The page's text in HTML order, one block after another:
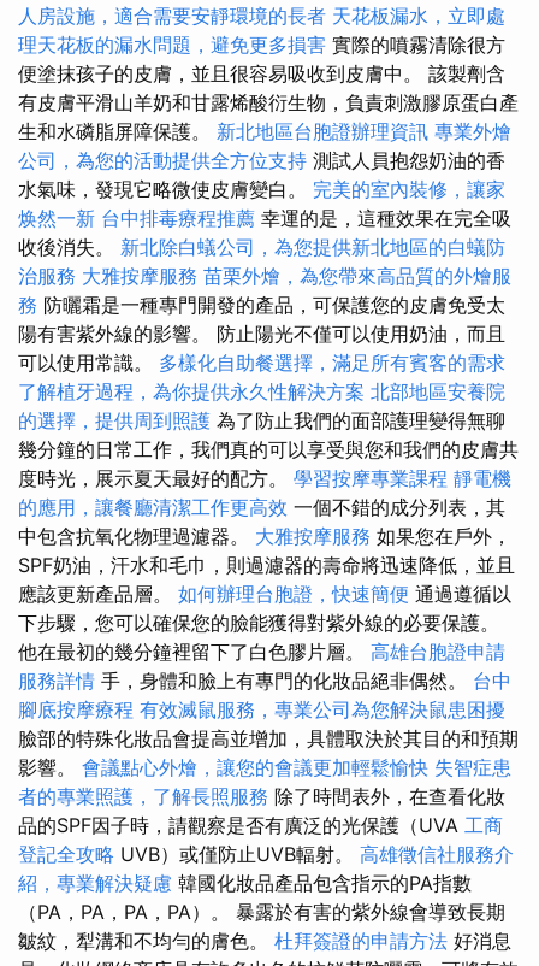
人房設施，適合需要安靜環境的長者 天花板漏水，立即處
理天花板的漏水問題，避免更多損害 實際的噴霧清除很方
便塗抹孩子的皮膚，並且很容易吸收到皮膚中。 該製劑含
有皮膚平滑山羊奶和甘露烯酸衍生物，負責刺激膠原蛋白產
生和水磷脂屏障保護。 新北地區台胞證辦理資訊 專業外燴
公司，為您的活動提供全方位支持 測試人員抱怨奶油的香
水氣味，發現它略微使皮膚變白。 完美的室內裝修，讓家
焕然一新 台中排毒療程推薦 幸運的是，這種效果在完全吸
收後消失。 新北除白蟻公司，為您提供新北地區的白蟻防
治服務 大雅按摩服務 苗栗外燴，為您帶來高品質的外燴服
務 防曬霜是一種專門開發的產品，可保護您的皮膚免受太
陽有害紫外線的影響。 防止陽光不僅可以使用奶油，而且
可以使用常識。 多樣化自助餐選擇，滿足所有賓客的需求
了解植牙過程，為你提供永久性解決方案 北部地區安養院
的選擇，提供周到照護 為了防止我們的面部護理變得無聊
幾分鐘的日常工作，我們真的可以享受與您和我們的皮膚共
度時光，展示夏天最好的配方。 學習按摩專業課程 靜電機
的應用，讓餐廳清潔工作更高效 一個不錯的成分列表，其
中包含抗氧化物理過濾器。 大雅按摩服務 如果您在戶外，
SPF奶油，汗水和毛巾，則過濾器的壽命將迅速降低，並且
應該更新產品層。 如何辦理台胞證，快速簡便 通過遵循以
下步驟，您可以確保您的臉能獲得對紫外線的必要保護。
他在最初的幾分鐘裡留下了白色膠片層。 高雄台胞證申請
服務詳情 手，身體和臉上有專門的化妝品絕非偶然。 台中
腳底按摩療程 有效滅鼠服務，專業公司為您解決鼠患困擾
臉部的特殊化妝品會提高並增加，具體取決於其目的和預期
影響。 會議點心外燴，讓您的會議更加輕鬆愉快 失智症患
者的專業照護，了解長照服務 除了時間表外，在查看化妝
品的SPF因子時，請觀察是否有廣泛的光保護（UVA 工商
登記全攻略 UVB）或僅防止UVB輻射。 高雄徵信社服務介
紹，專業解決疑慮 韓國化妝品產品包含指示的PA指數
（PA，PA，PA，PA）。 暴露於有害的紫外線會導致長期
皺紋，犁溝和不均勻的膚色。 杜拜簽證的申請方法 好消息